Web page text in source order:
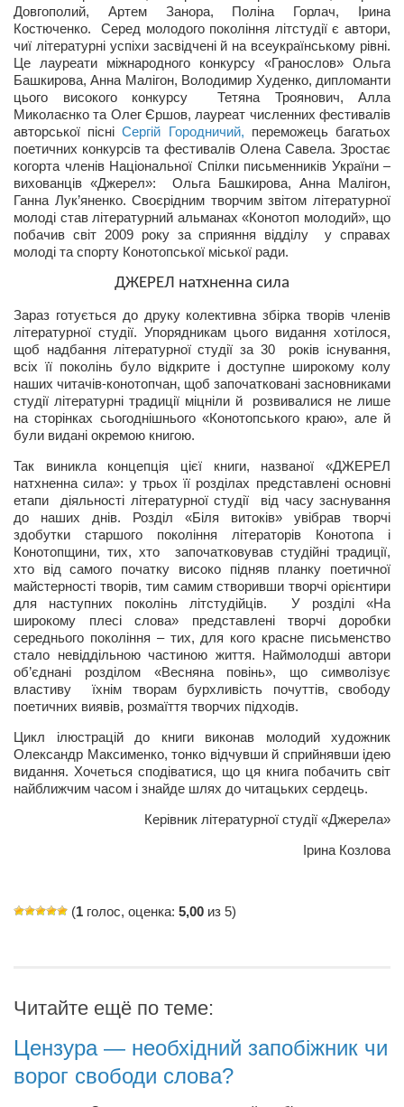
Довгополий, Артем Занора, Поліна Горлач, Ірина
Костюченко. Серед молодого покоління літстудії є автори,
чиї літературні успіхи засвідчені й на всеукраїнському рівні.
Це лауреати міжнародного конкурсу «Гранослов» Ольга
Башкирова, Анна Малігон, Володимир Худенко, дипломанти
цього високого конкурсу Тетяна Троянович, Алла
Миколаєнко та Олег Єршов, лауреат численних фестивалів
авторської пісніСергій Городничий, переможець багатьох
поетичних конкурсів та фестивалів Олена Савела. Зростає
когорта членів Національної Спілки письменників України –
вихованців «Джерел»: Ольга Башкирова, Анна Малігон,
Ганна Лук’яненко. Своєрідним творчим звітом літературної
молоді став літературний альманах «Конотоп молодий», що
побачив світ 2009 року за сприяння відділу у справах
молоді та спорту Конотопської міської ради.
ДЖЕРЕЛ натхненна сила
Зараз готується до друку колективна збірка творів членів
літературної студії. Упорядникам цього видання хотілося,
щоб надбання літературної студії за 30 років існування,
всіх її поколінь було відкрите і доступне широкому колу
наших читачів-конотопчан, щоб започатковані засновниками
студії літературні традиції міцніли й розвивалися не лише
на сторінках сьогоднішнього «Конотопського краю», але й
були видані окремою книгою.
Так виникла концепція цієї книги, названої «ДЖЕРЕЛ
натхненна сила»: у трьох її розділах представлені основні
етапи діяльності літературної студії від часу заснування
до наших днів. Розділ «Біля витоків» увібрав творчі
здобутки старшого покоління літераторів Конотопа і
Конотопщини, тих, хто започатковував студійні традиції,
хто від самого початку високо підняв планку поетичної
майстерності творів, тим самим створивши творчі орієнтири
для наступних поколінь літстудійців. У розділі «На
широкому плесі слова» представлені творчі доробки
середнього покоління – тих, для кого красне письменство
стало невіддільною частиною життя. Наймолодші автори
об’єднані розділом «Весняна повінь», що символізує
властиву їхнім творам бурхливість почуттів, свободу
поетичних виявів, розмаїття творчих підходів.
Цикл ілюстрацій до книги виконав молодий художник
Олександр Максименко, тонко відчувши й сприйнявши ідею
видання. Хочеться сподіватися, що ця книга побачить світ
найближчим часом і знайде шлях до читацьких сердець.
Керівник літературної студії «Джерела»
Ірина Козлова
(1 голос, оценка: 5,00 из 5)
Читайте ещё по теме:
Цензура — необхідний запобіжник чи
ворог свободи слова?